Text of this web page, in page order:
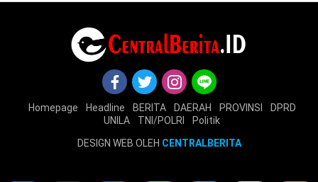
Homepage Headline BERITA DAERAH PROVINSI
DPRD
UNILA
TNI/POLRI
Politik
DESIGN WEB OLEH CENTRALBERITA